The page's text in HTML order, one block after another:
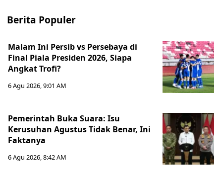
Berita Populer
Malam Ini Persib vs Persebaya di
Final Piala Presiden 2026, Siapa
Angkat Trofi?
6 Agu 2026, 9:01 AM
Pemerintah Buka Suara: Isu
Kerusuhan Agustus Tidak Benar, Ini
Faktanya
6 Agu 2026, 8:42 AM